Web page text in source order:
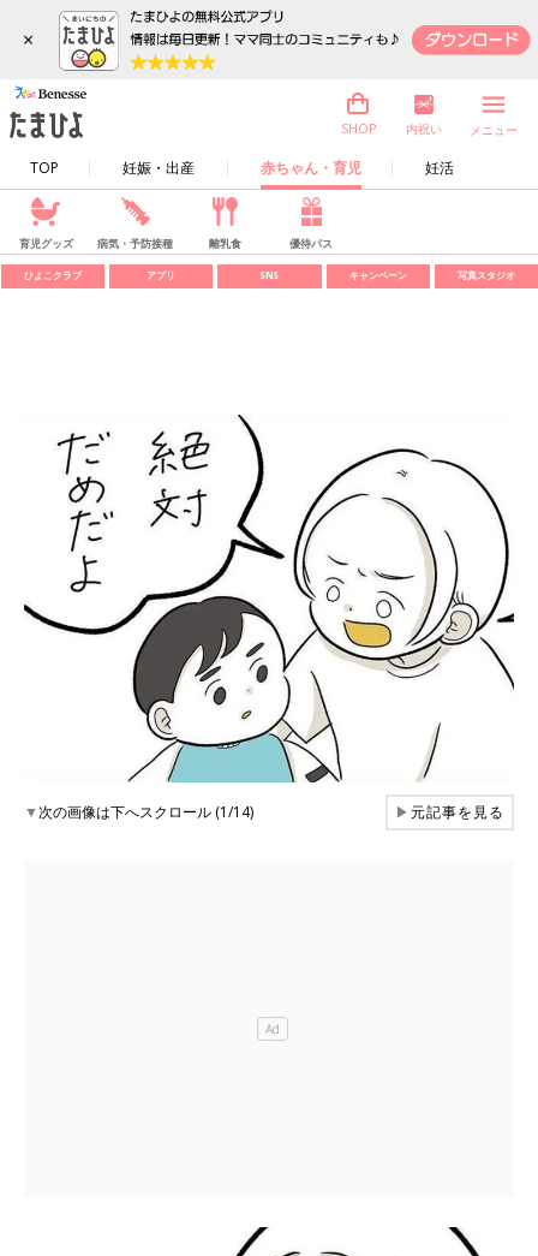
×
TOP 妊娠・出産 赤ちゃん・育児 妊活
SHOP 内祝い メニュー
育児グッズ 病気・予防接種 離乳食 優待パス
ひよこクラブ アプリ SNS キャンペーン 写真スタジオ
▼次の画像は下へスクロール (1/14) ▶元記事を見る